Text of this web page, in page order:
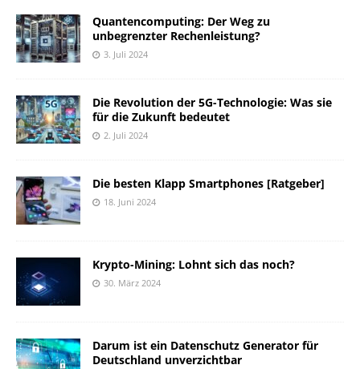
Quantencomputing: Der Weg zu
unbegrenzter Rechenleistung?
3. Juli 2024
Die Revolution der 5G-Technologie: Was sie
für die Zukunft bedeutet
2. Juli 2024
Die besten Klapp Smartphones [Ratgeber]
18. Juni 2024
Krypto-Mining: Lohnt sich das noch?
30. März 2024
Darum ist ein Datenschutz Generator für
Deutschland unverzichtbar